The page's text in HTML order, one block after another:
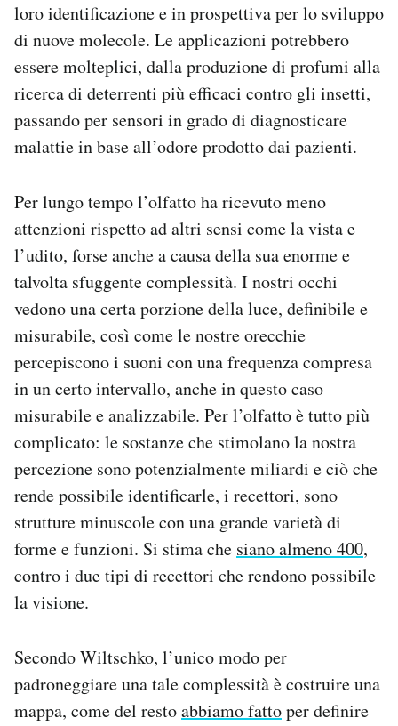
loro identificazione e in prospettiva per lo sviluppo
di nuove molecole. Le applicazioni potrebbero
essere molteplici, dalla produzione di profumi alla
ricerca di deterrenti più efficaci contro gli insetti,
passando per sensori in grado di diagnosticare
malattie in base all’odore prodotto dai pazienti.
Per lungo tempo l’olfatto ha ricevuto meno
attenzioni rispetto ad altri sensi come la vista e
l’udito, forse anche a causa della sua enorme e
talvolta sfuggente complessità. I nostri occhi
vedono una certa porzione della luce, definibile e
misurabile, così come le nostre orecchie
percepiscono i suoni con una frequenza compresa
in un certo intervallo, anche in questo caso
misurabile e analizzabile. Per l’olfatto è tutto più
complicato: le sostanze che stimolano la nostra
percezione sono potenzialmente miliardi e ciò che
rende possibile identificarle, i recettori, sono
strutture minuscole con una grande varietà di
forme e funzioni. Si stima che siano almeno 400,
contro i due tipi di recettori che rendono possibile
la visione.
Secondo Wiltschko, l’unico modo per
padroneggiare una tale complessità è costruire una
mappa, come del restoabbiamo fattoper definire